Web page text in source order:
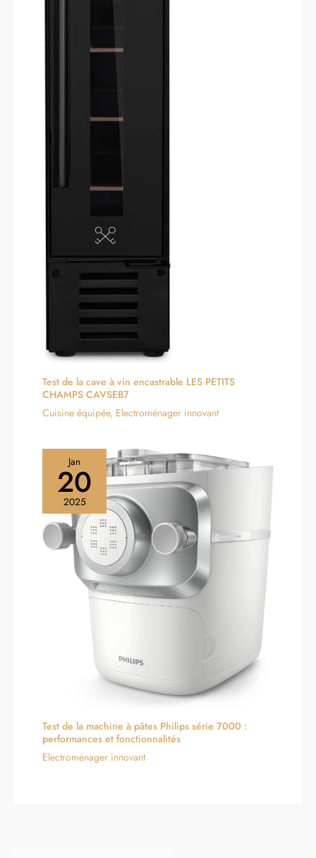
Test de la cave à vin encastrable LES PETITS
CHAMPS CAVSEB7
Cuisine équipée, Electroménager innovant
Jan
20
2025
Test de la machine à pâtes Philips série 7000 :
performances et fonctionnalités
Electroménager innovant